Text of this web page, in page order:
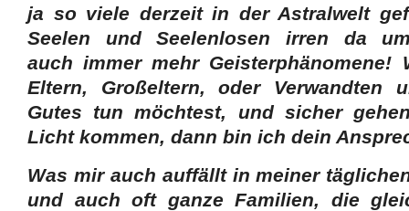
ja so viele derzeit in der Astralwelt
Seelen und Seelenlosen irren da
auch immer mehr Geisterphänomene!
Eltern, Großeltern, oder Verwandten
Gutes tun möchtest, und sicher
Licht kommen, dann bin ich dein
Was mir auch auffällt in meiner
und auch oft ganze Familien, die